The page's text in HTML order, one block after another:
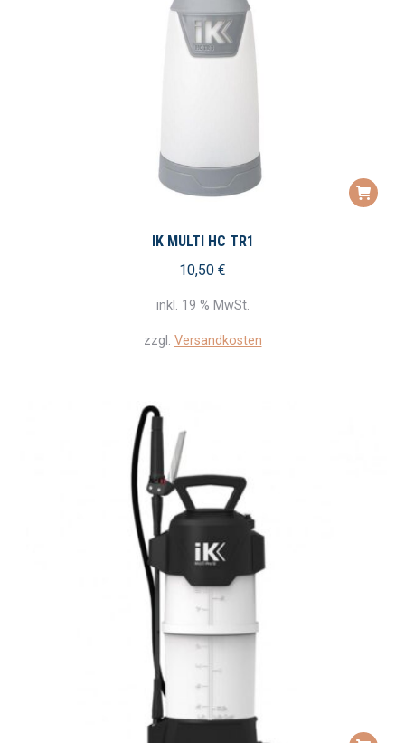
IK MULTI HC TR1
10,50 €
inkl. 19 % MwSt.
zzgl. Versandkosten